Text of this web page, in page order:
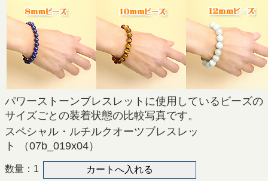
パワーストーンブレスレットに使用しているビーズの
サイズごとの装着状態の比較写真です。
スペシャル・ルチルクオーツブレスレッ
ト （07b_019x04）
数量：1